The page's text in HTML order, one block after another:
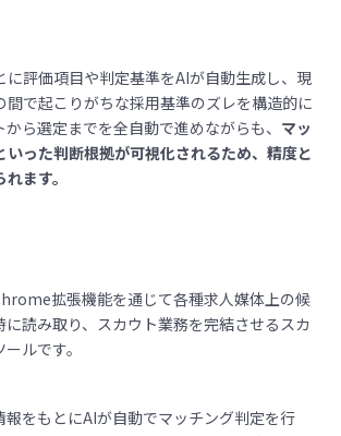
に評価項目や判定基準をAIが自動生成し、現
間で起こりがちな採用基準のズレを構造的に
ら選定までを全自動で進めながらも、 マッ
いった判断根拠が可視化されるため、精度と
ます。
拡張機能を通じて各種求人媒体上の候
に読み取り、スカウト業務を完結させるスカ
ルです。
報をもとにAIが自動でマッチング判定を行